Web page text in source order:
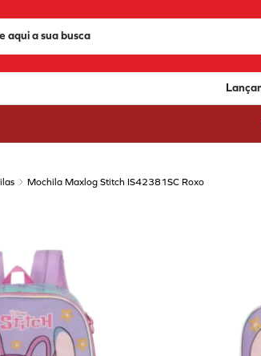
a sua busca
Mochila Maxlog Stitch IS42381SC Roxo
TERMOS MAIS BUSCADOS
4º
olympikus
7
chuteira
8º
mizuno
9º
via marte
10º salto